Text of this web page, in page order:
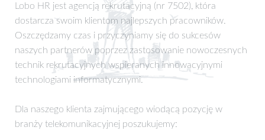
Lobo HR jest agencją rekrutacyjną (nr 7502), która
dostarcza swoim klientom najlepszych pracowników.
Oszczędzamy czas i przyczyniamy się do sukcesów
naszych partnerów poprzez zastosowanie nowoczesnych
technik rekrutacyjnych wspieranych innowacyjnymi
technologiami informatycznymi.
Dla naszego klienta zajmującego wiodącą pozycję w
branży telekomunikacyjnej poszukujemy: